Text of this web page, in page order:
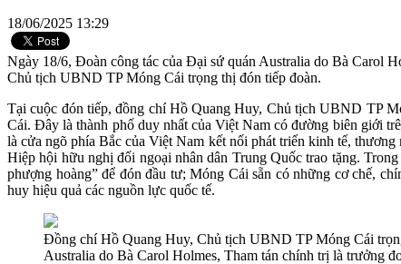
18/06/2025 13:29
Ngày 18/6, Đoàn công tác của Đại sứ quán Australia do Bà Carol
Chủ tịch UBND TP Móng Cái trọng thị đón tiếp đoàn.
Tại cuộc đón tiếp, đồng chí Hồ Quang Huy, Chủ tịch UBND TP
Cái. Đây là thành phố duy nhất của Việt Nam có đường biên giới
là cửa ngõ phía Bắc của Việt Nam kết nối phát triển kinh tế,
Hiệp hội hữu nghị đối ngoại nhân dân Trung Quốc trao tặng.
phượng hoàng” để đón đầu tư; Móng Cái sẵn có những cơ chế,
huy hiệu quả các nguồn lực quốc tế.
Đồng chí Hồ Quang Huy, Chủ tịch UBND TP Móng Cái
Australia do Bà Carol Holmes, Tham tán chính trị là trưởng